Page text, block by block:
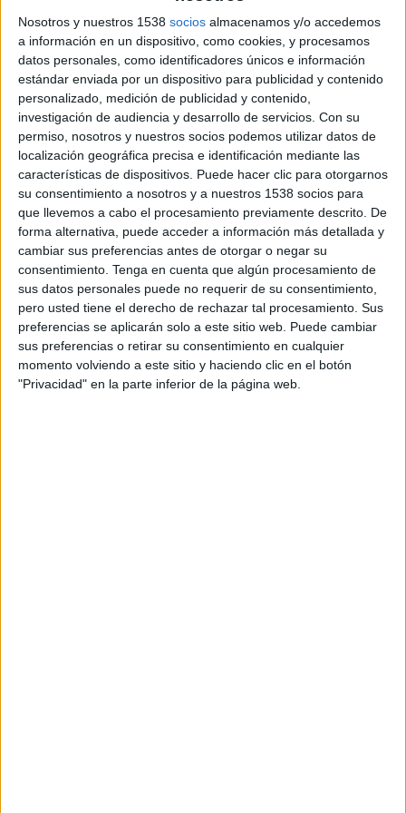
Nosotros y nuestros 1538 socios almacenamos y/o accedemos
a información en un dispositivo, como cookies, y procesamos
datos personales, como identificadores únicos e información
estándar enviada por un dispositivo para publicidad y contenido
personalizado, medición de publicidad y contenido,
investigación de audiencia y desarrollo de servicios. Con su
permiso, nosotros y nuestros socios podemos utilizar datos de
localización geográfica precisa e identificación mediante las
características de dispositivos. Puede hacer clic para otorgarnos
su consentimiento a nosotros y a nuestros 1538 socios para
que llevemos a cabo el procesamiento previamente descrito. De
forma alternativa, puede acceder a información más detallada y
cambiar sus preferencias antes de otorgar o negar su
consentimiento. Tenga en cuenta que algún procesamiento de
sus datos personales puede no requerir de su consentimiento,
pero usted tiene el derecho de rechazar tal procesamiento. Sus
preferencias se aplicarán solo a este sitio web. Puede cambiar
sus preferencias o retirar su consentimiento en cualquier
momento volviendo a este sitio y haciendo clic en el botón
"Privacidad" en la parte inferior de la página web.
del 8 al 10 de juliol. Com a novetat, Banyoles
acollirà el cap de setmana del 29 d’abril a l’1 de
maig, el Campionat de Seleccions
Autonòmiques de futbol sub-14 i sub-16.
Seran les principals competicions d’un
calendari que es va iniciar amb la Copa
Catalana Internacional BTT Biking Point, al
febrer, i el Campionat de Catalunya d’Hivern de
Piragüisme, del març passat. Aquestes proves
oficials comparteixen calendari amb altres de
caràcter més popular com la Travessia de
l’Estany, que es farà el 18 de setembre; o la
Marxa Popular Ciutat de Banyoles, prevista pel
27 de novembre.